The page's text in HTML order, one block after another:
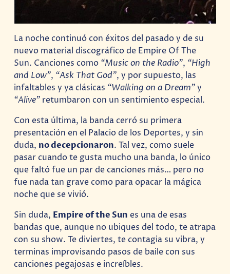
La noche continuó con éxitos del pasado y de su
nuevo material discográfico de Empire Of The
Sun. Canciones como “Music on the Radio”, “High
and Low”, “Ask That God”, y por supuesto, las
infaltables y ya clásicas “Walking on a Dream”y
“Alive” retumbaron con un sentimiento especial.
Con esta última, la banda cerró su primera
presentación en el Palacio de los Deportes, y sin
duda, no decepcionaron. Tal vez, como suele
pasar cuando te gusta mucho una banda, lo único
que faltó fue un par de canciones más… pero no
fue nada tan grave como para opacar la mágica
noche que se vivió.
Sin duda, Empire of the Sun es una de esas
bandas que, aunque no ubiques del todo, te atrapa
con su show. Te diviertes, te contagia su vibra, y
terminas improvisando pasos de baile con sus
canciones pegajosas e increíbles.